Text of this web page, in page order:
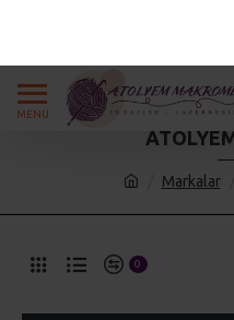
Markalar
ÖNCEKI